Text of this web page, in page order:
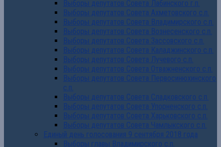
Выборы депутатов Совета Лабинского г.п.
Выборы депутатов Совета Ахметовского с.п.
Выборы депутатов Совета Владимирского с.п.
Выборы депутатов Совета Вознесенского с.п.
Выборы депутатов Совета Зассовского с.п.
Выборы депутатов Совета Каладжинского с.п.
Выборы депутатов Совета Лучевого с.п.
Выборы депутатов Совета Отважненского с.п.
Выборы депутатов Совета Первосинюхинского
с.п.
Выборы депутатов Совета Сладковского с.п.
Выборы депутатов Совета Упорненского с.п.
Выборы депутатов Совета Харьковского с.п.
Выборы депутатов Совета Чамлыкского с.п.
Единый день голосования 9 сентября 2018 года
Выборы главы Владимирского с.п.